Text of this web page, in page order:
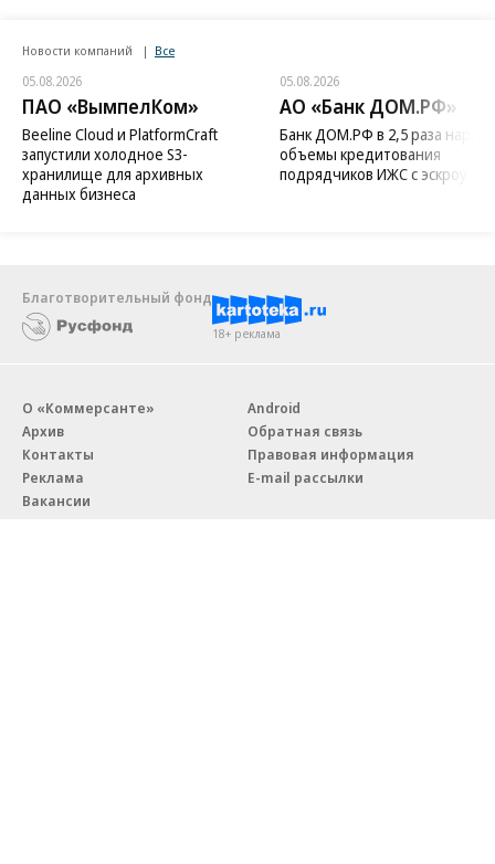
Новости компаний Все
05.08.2026
ПАО «ВымпелКом»
Beeline Cloud и PlatformCraft
запустили холодное S3-
хранилище для архивных
данных бизнеса
05.08.2026
АО «Банк ДОМ.РФ»
Банк ДОМ.РФ в 2,5 раза
объемы кредитования
подрядчиков ИЖС с эскроу
Благотворительный фонд
18+ реклама
О «Коммерсанте»
Архив
Контакты
Реклама
Вакансии
Android
Обратная связь
Правовая информация
E-mail рассылки